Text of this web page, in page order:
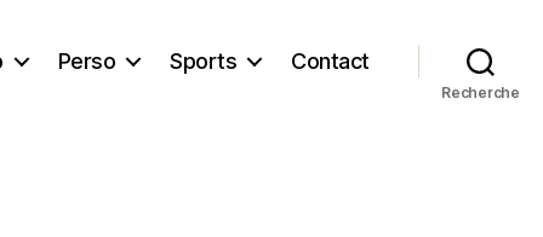
Perso Sports Contact
Recherche